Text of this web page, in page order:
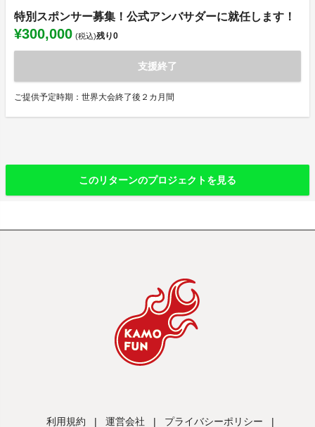
特別スポンサー募集！公式アンバサダーに就任します！
¥300,000 (税込)残り0
支援終了
ご提供予定時期：世界大会終了後２カ月間
このリターンのプロジェクトを見る
利用規約 | 運営会社 | プライバシーポリシー |